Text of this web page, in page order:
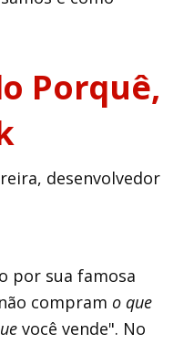
Porquê,
desenvolvedor
por sua famosa
compram o que
você vende". No